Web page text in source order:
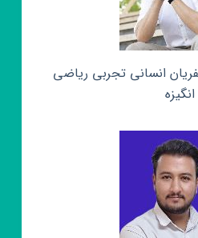
انسانی تجربی ریاضی
انگیزه